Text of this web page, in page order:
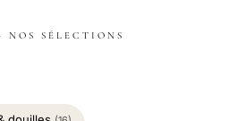
SÉLECTIONS